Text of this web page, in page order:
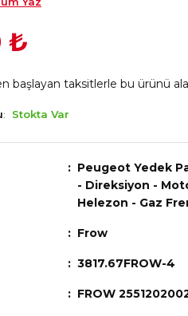
₺
başlayan taksitlerle bu ürünü
Stokta Var
Peugeot Yedek
- Direksiyon -
Helezon - Gaz
Frow
3817.67FROW-4
FROW